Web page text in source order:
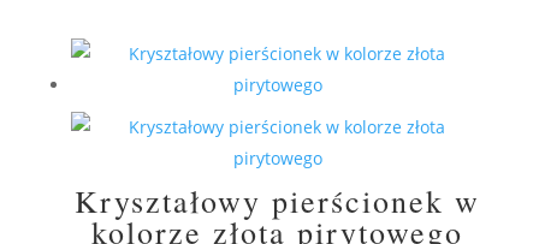
Kryształowy pierścionek w
kolorze złota pirytowego